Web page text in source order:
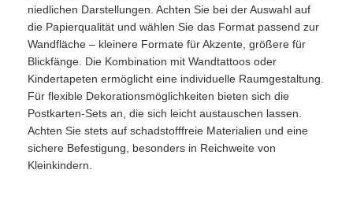
niedlichen Darstellungen. Achten Sie bei der Auswahl auf
die Papierqualität und wählen Sie das Format passend zur
Wandfläche – kleinere Formate für Akzente, größere für
Blickfänge. Die Kombination mit Wandtattoos oder
Kindertapeten ermöglicht eine individuelle Raumgestaltung.
Für flexible Dekorationsmöglichkeiten bieten sich die
Postkarten-Sets an, die sich leicht austauschen lassen.
Achten Sie stets auf schadstofffreie Materialien und eine
sichere Befestigung, besonders in Reichweite von
Kleinkindern.